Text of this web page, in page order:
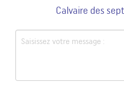
Calvaire des